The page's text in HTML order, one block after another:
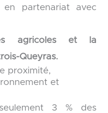
partenariat avec
agricoles et la
Queyras.
proximité,
et
3 % des